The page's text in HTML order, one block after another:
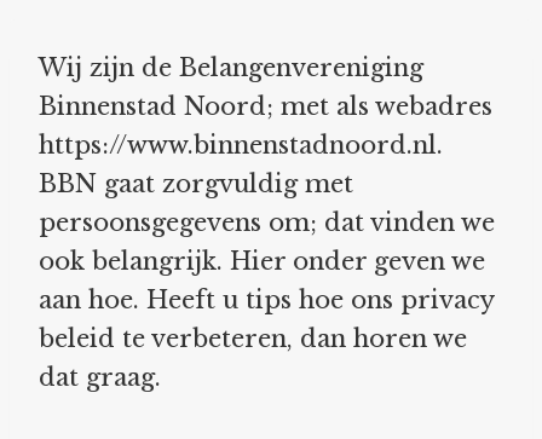
Wij zijn de Belangenvereniging
Binnenstad Noord; met als webadres
https://www.binnenstadnoord.nl.
BBN gaat zorgvuldig met
persoonsgegevens om; dat vinden we
ook belangrijk. Hier onder geven we
aan hoe. Heeft u tips hoe ons privacy
beleid te verbeteren, dan horen we
dat graag.